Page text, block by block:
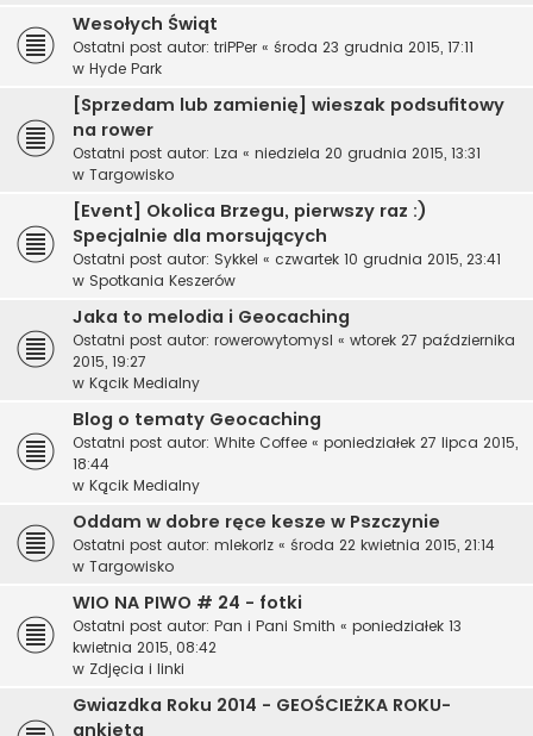
Wesołych Świąt
Ostatni post autor: triPPer « środa 23 grudnia 2015, 17:11
w Hyde Park
[Sprzedam lub zamienię] wieszak podsufitowy
na rower
Ostatni post autor: Lza « niedziela 20 grudnia 2015, 13:31
w Targowisko
[Event] Okolica Brzegu, pierwszy raz :)
Specjalnie dla morsujących
Ostatni post autor: Sykkel « czwartek 10 grudnia 2015, 23:41
w Spotkania Keszerów
Jaka to melodia i Geocaching
Ostatni post autor: rowerowytomysl « wtorek 27 października
2015, 19:27
w Kącik Medialny
Blog o tematy Geocaching
Ostatni post autor: White Coffee « poniedziałek 27 lipca 2015,
18:44
w Kącik Medialny
Oddam w dobre ręce kesze w Pszczynie
Ostatni post autor: mlekorlz « środa 22 kwietnia 2015, 21:14
w Targowisko
WIO NA PIWO # 24 - fotki
Ostatni post autor: Pan i Pani Smith « poniedziałek 13
kwietnia 2015, 08:42
w Zdjęcia i linki
Gwiazdka Roku 2014 - GEOŚCIEŻKA ROKU-
ankieta